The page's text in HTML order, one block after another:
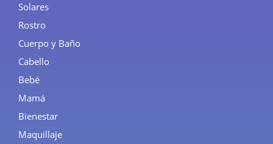
Solares
Rostro
Cuerpo y Baño
Cabello
Bebé
Mamá
Bienestar
Maquillaje